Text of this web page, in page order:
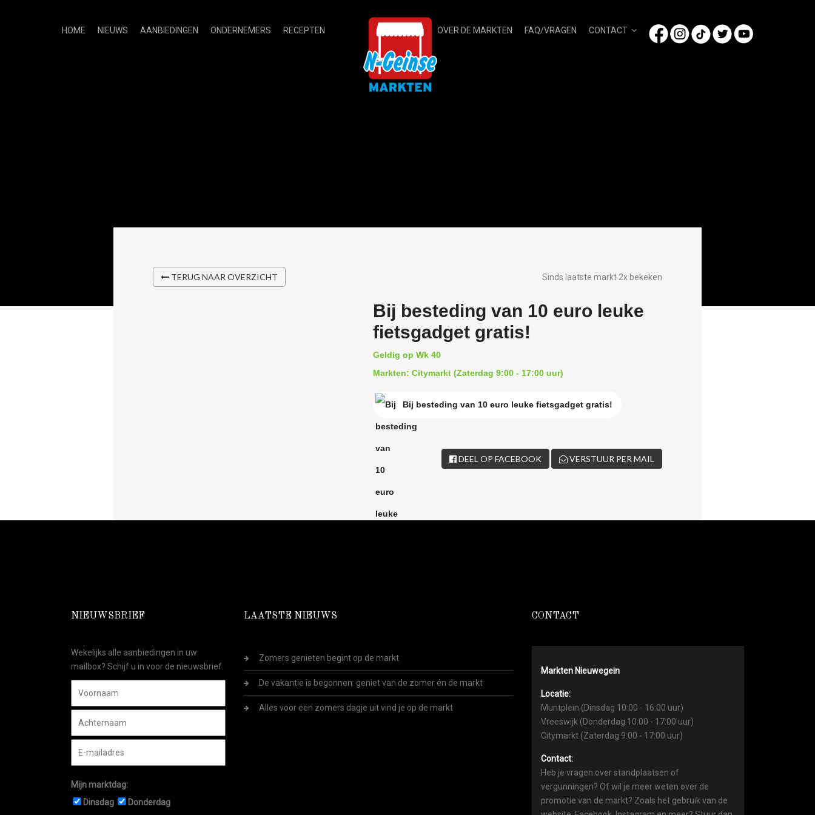
HOME NIEUWS AANBIEDINGEN ONDERNEMERS RECEPTEN OVER DE MARKTEN FAQ/VRAGEN CONTACT
TERUG NAAR OVERZICHT Sinds laatste markt 2x bekeken
Bij besteding van 10 euro leuke
fietsgadget gratis!
Geldig op Wk 40
Markten: Citymarkt (Zaterdag 9:00 - 17:00 uur)
Bij besteding van 10 euro leuke fietsgadget gratis!
DEEL OP FACEBOOK VERSTUUR PER MAIL
NIEUWSBRIEF
Wekelijks alle aanbiedingen in uw
mailbox? Schijf u in voor de nieuwsbrief.
Mijn marktdag:
Dinsdag
Donderdag
LAATSTE NIEUWS
Zomers genieten begint op de markt
De vakantie is begonnen: geniet van de zomer én de markt
Alles voor een zomers dagje uit vind je op de markt
CONTACT
Markten Nieuwegein
Locatie:
Muntplein (Dinsdag 10:00 - 16:00 uur)
Vreeswijk (Donderdag 10:00 - 17:00 uur)
Citymarkt (Zaterdag 9:00 - 17:00 uur)
Contact:
Heb je vragen over standplaatsen of
vergunningen? Of wil je meer weten over de
promotie van de markt? Zoals het gebruik van de